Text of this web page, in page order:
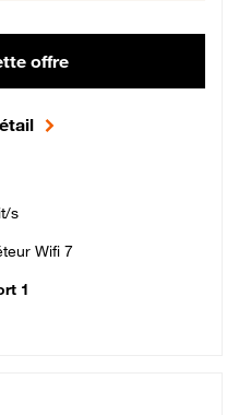
offre
s
Wifi 7
1